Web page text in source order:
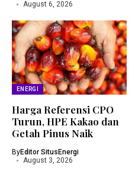
August 6, 2026
ENERGI
Harga Referensi CPO
Turun, HPE Kakao dan
Getah Pinus Naik
ByEditor SitusEnergi
August 3, 2026